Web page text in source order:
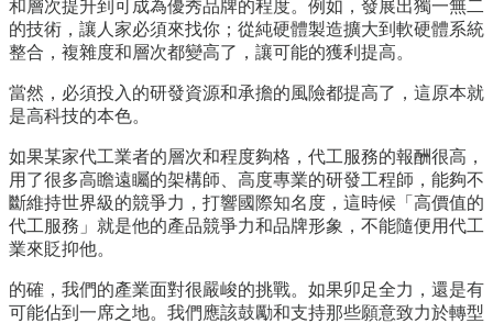
和層次提升到可成為優秀品牌的程度。例如，發展出獨一無二
的技術，讓人家必須來找你；從純硬體製造擴大到軟硬體系統
整合，複雜度和層次都變高了，讓可能的獲利提高。
當然，必須投入的研發資源和承擔的風險都提高了，這原本就
是高科技的本色。
如果某家代工業者的層次和程度夠格，代工服務的報酬很高，
用了很多高瞻遠矚的架構師、高度專業的研發工程師，能夠不
斷維持世界級的競爭力，打響國際知名度，這時候「高價值的
代工服務」就是他的產品競爭力和品牌形象，不能隨便用代工
業來貶抑他。
的確，我們的產業面對很嚴峻的挑戰。如果卯足全力，還是有
可能佔到一席之地。我們應該鼓勵和支持那些願意致力於轉型